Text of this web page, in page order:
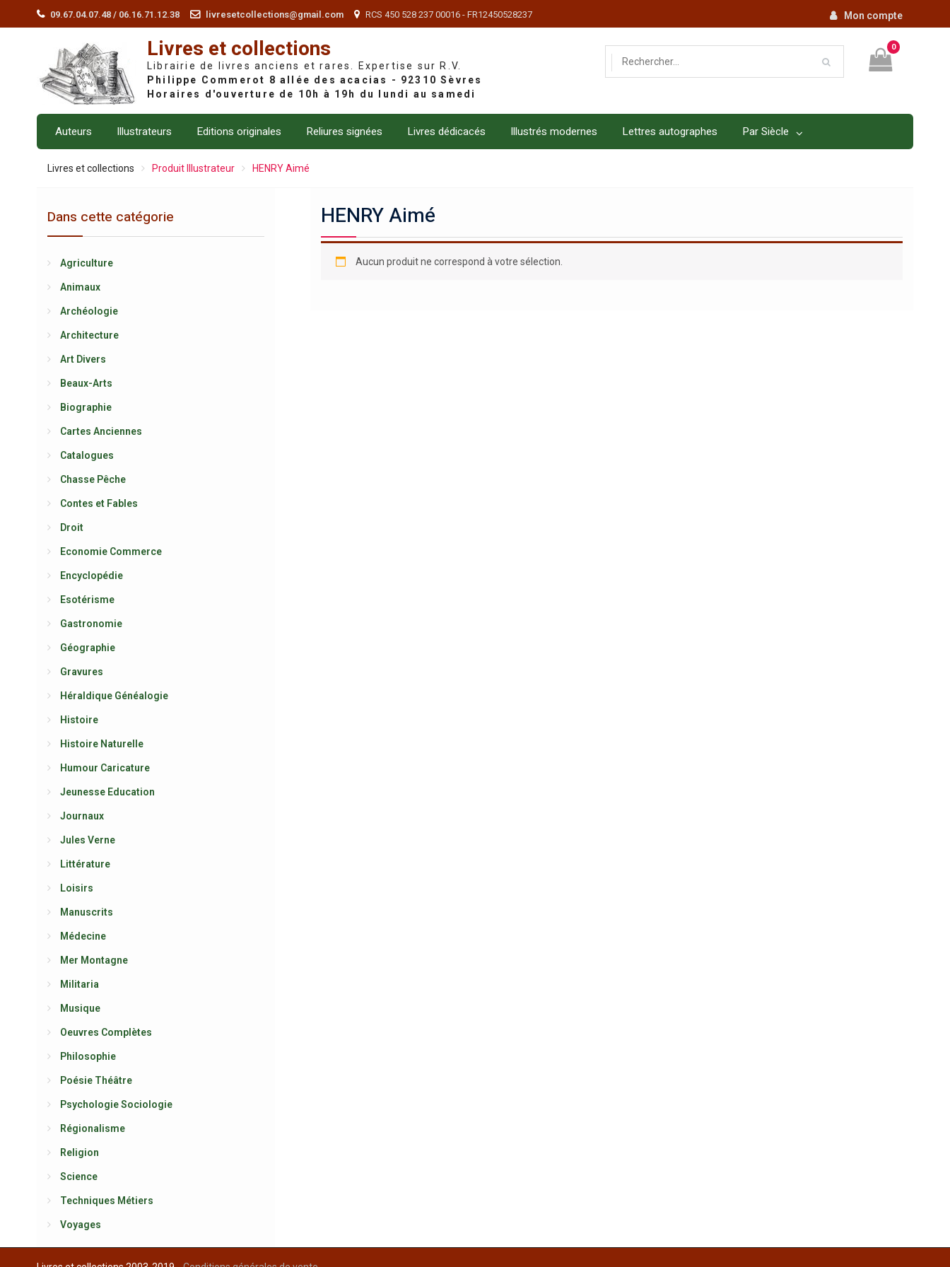
09.67.04.07.48 / 06.16.71.12.38 livresetcollections@gmail.com RCS 450 528 237 00016 - FR12450528237 Mon compte
Livres et collections
Librairie de livres anciens et rares. Expertise sur R.V.
0
Auteurs Illustrateurs Editions originales Reliures signées Livres dédicacés Illustrés modernes Lettres autographes Par Siècle
Livres et collections Produit Illustrateur HENRY Aimé
HENRY Aimé
Aucun produit ne correspond à votre sélection.
Dans cette catégorie
Agriculture
Animaux
Archéologie
Architecture
Art Divers
Beaux-Arts
Biographie
Cartes Anciennes
Catalogues
Chasse Pêche
Contes et Fables
Droit
Economie Commerce
Encyclopédie
Esotérisme
Gastronomie
Géographie
Gravures
Héraldique Généalogie
Histoire
Histoire Naturelle
Humour Caricature
Jeunesse Education
Journaux
Jules Verne
Littérature
Loisirs
Manuscrits
Médecine
Mer Montagne
Militaria
Musique
Oeuvres Complètes
Philosophie
Poésie Théâtre
Psychologie Sociologie
Régionalisme
Religion
Science
Techniques Métiers
Voyages